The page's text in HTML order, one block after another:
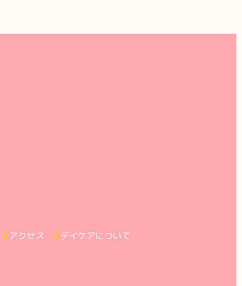
アクセス デイケアについて